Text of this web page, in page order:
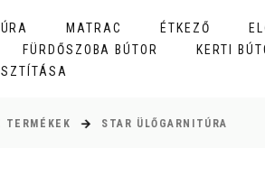
MATRAC ÉTKEZŐ
FÜRDŐSZOBA BÚTOR
KERTI
TERMÉKEK STAR ÜLŐGARNITÚRA